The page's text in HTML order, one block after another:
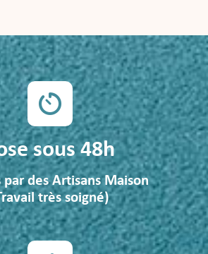
sous 48h
par des Artisans Maison
très soigné)